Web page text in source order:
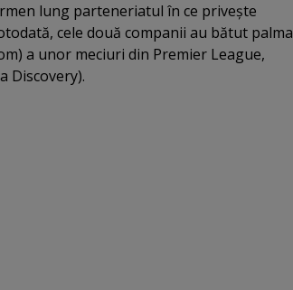
lung parteneriatul în ce priveşte
cele două companii au bătut palma
a unor meciuri din Premier League,
Discovery).